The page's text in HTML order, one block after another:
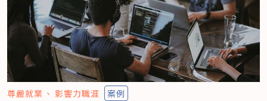
尊嚴就業 影響力職涯 案例